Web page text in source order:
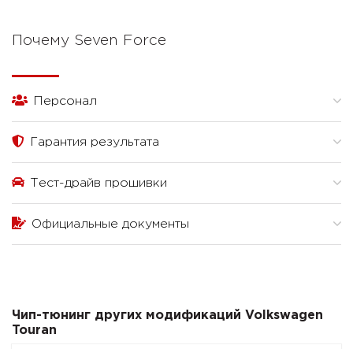
Почему Seven Force
Персонал
Гарантия результата
Тест-драйв прошивки
Официальные документы
Чип-тюнинг других модификаций Volkswagen
Touran